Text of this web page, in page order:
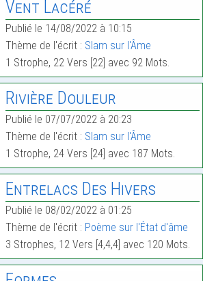
Vent Lacéré
Publié le 14/08/2022 à 10:15
Thème de l'écrit : Slam sur l'Âme
1 Strophe, 22 Vers [22] avec 92 Mots.
Rivière Douleur
Publié le 07/07/2022 à 20:23
Thème de l'écrit : Slam sur l'Âme
1 Strophe, 24 Vers [24] avec 187 Mots.
Entrelacs Des Hivers
Publié le 08/02/2022 à 01:25
Thème de l'écrit : Poème sur l'État d'âme
3 Strophes, 12 Vers [4,4,4] avec 120 Mots.